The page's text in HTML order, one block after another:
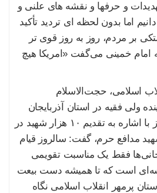
و حرفها و نقشه های علنی و
اما بدون لحظه ای تردید تأکید
بر مردم، روز به روز قوی تر
امام خمینی می‌گفت «امریکا هیچ
اسلامی، حجت‌الاسلام
ولی فقیه در استان آذربایجان
شرقی و امام جمعه تبریز با اشاره به تقدیم ۱۰ هزار شهید در
استان از جمله ۱۹ شهید مدافع حرم، گفت: سالروز قیام
آذربایجانی‌ها فقط یک مناسبت تقویمی
است که تا همیشه دست بیعت
پرمهر انقلاب اسلامی نگاه